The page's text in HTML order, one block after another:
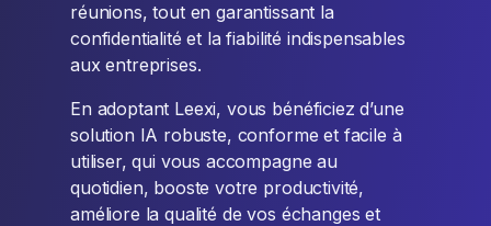
réunions, tout en garantissant la
confidentialité et la fiabilité indispensables
aux entreprises.
En adoptant Leexi, vous bénéficiez d’une
solution IA robuste, conforme et facile à
utiliser, qui vous accompagne au
quotidien, booste votre productivité,
améliore la qualité de vos échanges et